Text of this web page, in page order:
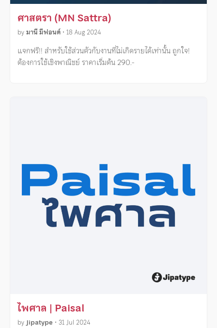
ศาสตรา (MN Sattra)
byมานี มีฟอนต์ • 18 Aug 2024
แจกฟรี!! สำหรับใช้ส่วนตัวกับงานที่ไม่เกิดรายได้เท่านั้น ถูกใจ!
ต้องการใช้เชิงพาณิชย์ ราคาเริ่มต้น 290.-
ไพศาล | Paisal
byJipatype • 31 Jul 2024